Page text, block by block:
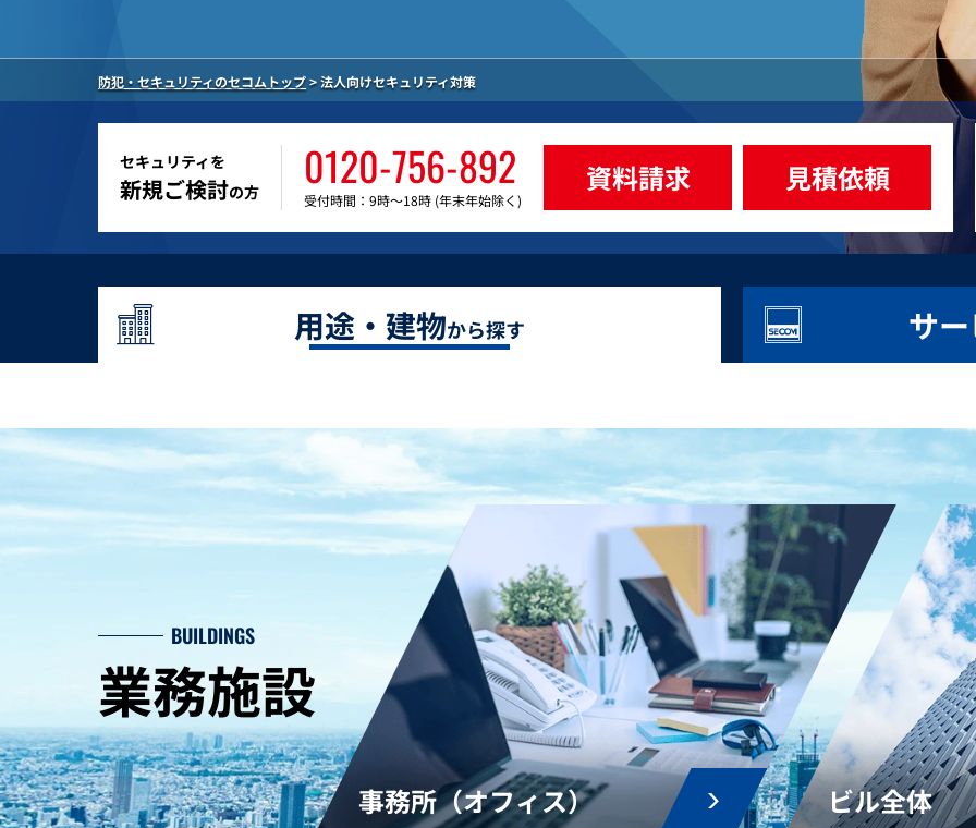
防犯・セキュリティのセコムトップ>法人向けセキュリティ対策
セキュリティを
新規ご検討の方 0120-756-892
受付時間：9時～18時 (年末年始除く)
資料請求 見積依頼
用途・建物から探す サ
BUILDINGS
業務施設
事務所（オフィス） ビル全体